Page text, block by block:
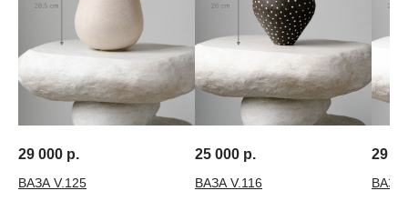
29 000 р.
ВАЗА V.125
25 000 р.
ВАЗА V.116
29
ВАЗА